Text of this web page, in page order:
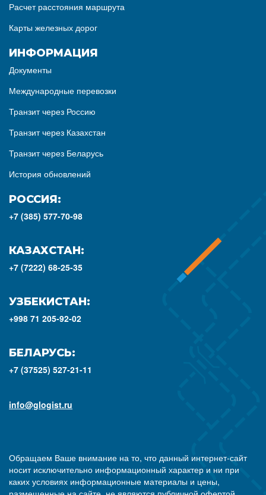
Расчет расстояния маршрута
Карты железных дорог
ИНФОРМАЦИЯ
Документы
Международные перевозки
Транзит через Россию
Транзит через Казахстан
Транзит через Беларусь
История обновлений
РОССИЯ:
+7 (385) 577-70-98
КАЗАХСТАН:
+7 (7222) 68-25-35
УЗБЕКИСТАН:
+998 71 205-92-02
БЕЛАРУСЬ:
+7 (37525) 527-21-11
info@glogist.ru
Обращаем Ваше внимание на то, что данный интернет-сайт
носит исключительно информационный характер и ни при
каких условиях информационные материалы и цены,